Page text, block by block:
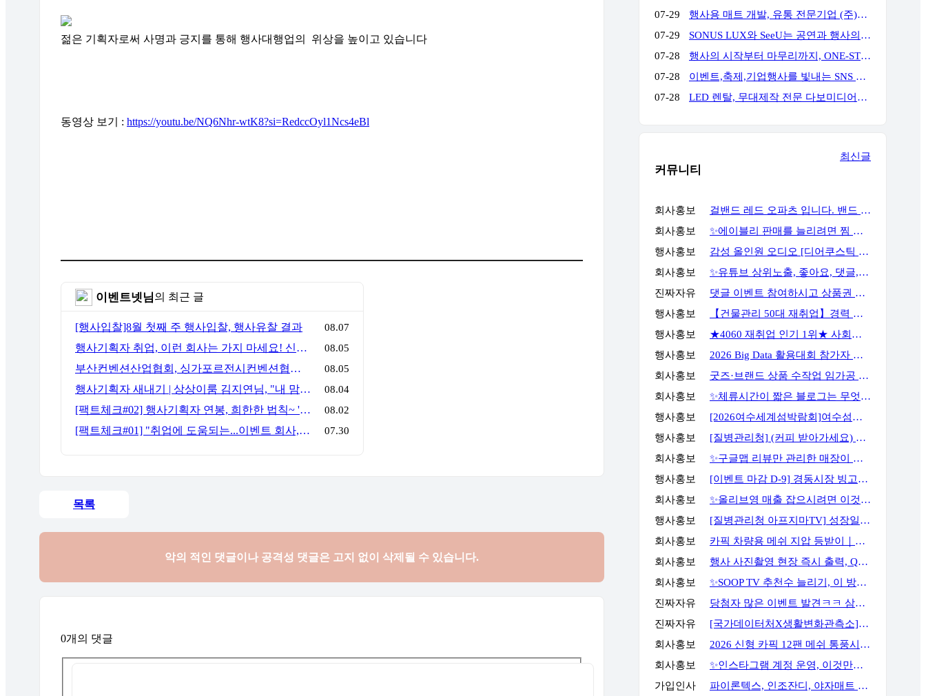
젊은 기획자로써 사명과 긍지를 통해 행사대행업의 위상을 높이고 있습니다
동영상 보기 : https://youtu.be/NQ6Nhr-wtK8?si=RedccOyl1Ncs4eBl
이벤트넷님의 최근 글
[행사입찰]8월 첫째 주 행사입찰, 행사유찰 결과 08.07
행사기획자 취업, 이런 회사는 가지 마세요! 신입이 꼭 알아야 할 5가지 기준[이벤트산업 팩트체크#3] 08.05
부산컨벤션산업협회, 싱가포르전시컨벤션협회(SACEOS)와 업무협약 체결… 아시아 마이스 협력 확대 08.05
행사기획자 새내기 | 상상이룸 김지연님, "내 맘대로, 내 뜻대로 행사를 만든다 08.04
[팩트체크#02] 행사기획자 연봉, 희한한 법칙~ '첨에는 비실, 3년만 지나면 튼실' 08.02
[팩트체크#01] "취업에 도움되는...이벤트 회사, 어떻게 구분할까?"… 1인당 매출 '3억 원'의 법칙 07.30
목록
악의 적인 댓글이나 공격성 댓글은 고지 없이 삭제될 수 있습니다.
0개의 댓글
07-29
행사용 매트 개발, 유통 전문기업 (주)비오케이 입니다. 기업행사용 '파이론텍스(파이텍스)', '화사한 조경 인조잔디'를 행사 분야에 대량 공급하고 있습니다. 단순 구매 및 렌탈, 시공 까지 모두 가능하며 온-오프라인 최저가 공급을 약속합니다. 실제 거래 중인 기업 대표님들께서 아주 저렴하게 만족스러운 품질로 사용 중이십니다. 문의: 010 4II9 43II 이메일: kbs@bokkorea.com
07-29
SONUS LUX와 SeeU는 공연과 행사의 음향·조명을 설계하고 운영하는 현장 전문팀입니다. 방송 프로그램, 국가행사, 대형 페스티벌, 기업행사 등 다양한 프로젝트에서 축적한 경험을 바탕으로 공간 구조와 행사 성격, 관객 규모에 맞는 시스템을 구성합니다. 장비 수량이나 규모를 앞세우기보다 명료한 사운드, 효과적인 조명 연출, 안정적인 현장 운영을 중요하게 생각합니다. 공연, 기업행사, 컨퍼런스, 전시, 학교축제, 교회 행사 등 각 현장에 필요한 음향·조명 장비와 전문 인력을 제공합니다. 주요 업무 공연 및 행사 음향·조명 장비 렌탈 현장 여건에 맞춘 시스템 설계와 장비 구성 FOH·모니터·재생·송출 음향 운영 무대조명 디자인 및 오퍼레이팅 장비 설치, 시스템 튜닝 및 현장 기술 관리 문의 대표: 김수한 연락처: 010-8309-1024 이메일: sonus-lux@naver.com
07-28
행사의 시작부터 마무리까지, ONE-STOP 행사 전문 파트너 행사 기획·운영부터 무대·음향·조명·LED 스크린 시스템, 전문 기술 인력까지 모두 갖춘 원스톱 행사 전문 업체입니다. 행사에 필요한 여러 업체를 따로 섭외할 필요 없이, 기획부터 설치·운영·철수까지 전 과정을 하나의 파트너가 책임지고 수행합니다. WHY US? ✅ 풍부한 수행 경험과 검증된 운영 노하우 공공기관·지자체·지역축제·기업행사 등 다양한 프로젝트 수행 경험을 바탕으로 안정적이고 체계적인 행사 운영을 제공합니다. ✅ 전문 기술 인력의 체계적인 현장 운영 무대·음향·조명·LED 스크린까지 숙련된 전문 인력이 직접 운영하여 완성도 높은 행사 품질과 신속한 현장 대응을 제공합니다. ✅ 자체 장비 시스템 기반의 원스톱 서비스 무대·음향·조명·LED 스크린 등 주요 행사 장비를 자체 보유하여 높은 품질, 신속한 대응, 합리적인 비용으로 효율적인 행사 운영을 지원합니다. 주요 서비스 ✔ 공공기관·지자체 공식 행사 (준공식, 개소식, 기념식, 선포식 등) ✔ 지역축제·문화·관광 행사 ✔ 기업·기관·단체 행사 (체육대회, 워크숍, 기념행사 등) ✔ 무대·음향·조명·LED 시스템 설계·설치 및 운영
07-28
이벤트,축제,기업행사를 빛내는 SNS 숏폼 360 포토(영상)부스입니다. 전문 운영팀이 진행,설치,철거까지 완벽하게 책임집니다. 문의만 주시면 이벤트에 맞게 운영을 제안해드리며,전국 어디서나 렌탈 가능합니다. 인스타그램) https://www.instagram.com/360photo.kr/ 블로그) https://blog.naver.com/360photobooth/ TEL) 032-322-3367 Email) contact@360photo.kr 카톡문의) http://pf.kakao.com/_rxdBin/chat
07-28
LED 렌탈, 무대제작 전문 다보미디어입니다! 연락주세요!
커뮤니티
최신글
회사홍보
걸밴드 레드 오파츠 입니다. 밴드 필요하시면 언제든지 연락주세요
회사홍보
✨에이블리 판매를 늘리려면 찜 이후 구매 흐름까지 봐야 합니다✨
행사홍보
감성 올인원 오디오 [디어쿠스틱 알토] 최대 23% 할인
회사홍보
✨유튜브 상위노출, 좋아요, 댓글, 구독, 알림설정까지 관리하세요✨
진짜자유
댓글 이벤트 참여하시고 상품권 받아가세요!
행사홍보
【건물관리 50대 재취업】경력 없이 안전관리자 준비하는 방법
행사홍보
★4060 재취업 인기 1위★ 사회복지사 2급, 시험 없이 취득 하는 방법
행사홍보
2026 Big Data 활용대회 참가자 모집
회사홍보
굿즈·브랜드 상품 수작업 임가공 포장 전문 서비스, GOODSPACK (소량 포장 가능)
회사홍보
✨체류시간이 짧은 블로그는 무엇부터 바꿔야 할까요?✨
행사홍보
[2026여수세계섬박람회]여수섬바다 댄스 챌린지 EVENT
행사홍보
[질병관리청] (커피 받아가세요) 화영이의 성장일기 5화 OX 퀴즈 이벤트
회사홍보
✨구글맵 리뷰만 관리한 매장이 오래 버티지 못하는 이유✨
행사홍보
[이벤트 마감 D-9] 경동시장 빙고판 채우고 마사지기, 아이스크림 등 받아가세요!
회사홍보
✨올리브영 매출 잡으시려면 이것만큼은 꼭 알고 계셔야 합니다✨
행사홍보
[질병관리청 아프지마TV] 성장일기 5화 OX 퀴즈 이벤트
회사홍보
카픽 차량용 메쉬 지압 등받이｜운전할 때도, 사무실에서도 허리까지 편안하게
회사홍보
행사 사진촬영 현장 즉시 출력, QR사진으로 다운로드 가능까지
회사홍보
✨SOOP TV 추천수 늘리기, 이 방법으로 해결할 수 있습니다✨
진짜자유
당첨자 많은 이벤트 발견ㅋㅋ 삼성스토어 블로그 포스트 공유 이벤트
진짜자유
[국가데이터처X생활변화관측소] 구독·댓글 이벤트
회사홍보
2026 신형 카픽 12팬 메쉬 통풍시트｜차 안 더위와 답답함을 줄여주는 차량용 통풍시트
회사홍보
✨인스타그램 계정 운영, 이것만큼은 꼭 알고 시작하세요✨
가입인사
파이론텍스, 인조잔디, 야자매트 가장 저렴하게 공급합니다.